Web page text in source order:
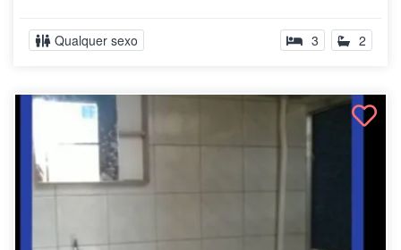
Qualquer sexo 3 2